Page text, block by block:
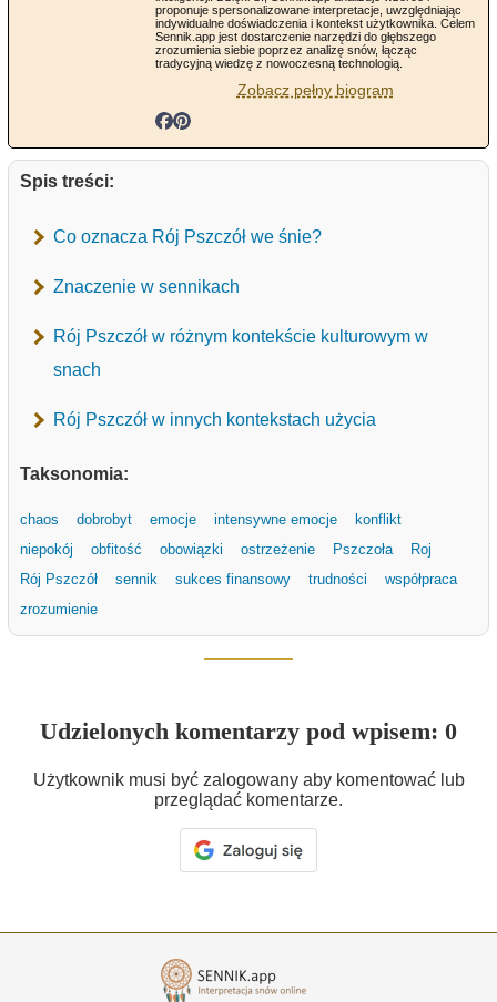
proponuje spersonalizowane interpretacje, uwzględniając
indywidualne doświadczenia i kontekst użytkownika. Celem
Sennik.app jest dostarczenie narzędzi do głębszego
zrozumienia siebie poprzez analizę snów, łącząc
tradycyjną wiedzę z nowoczesną technologią.
Zobacz pełny biogram
Spis treści:
Co oznacza Rój Pszczół we śnie?
Znaczenie w sennikach
Rój Pszczół w różnym kontekście kulturowym w
snach
Rój Pszczół w innych kontekstach użycia
Taksonomia:
chaos dobrobyt emocje intensywne emocje
konflikt
niepokój
obfitość obowiązki ostrzeżenie Pszczoła
Roj
Rój Pszczół
sennik sukces finansowy trudności
współpraca
zrozumienie
Udzielonych komentarzy pod wpisem: 0
Użytkownik musi być zalogowany aby komentować lub
przeglądać komentarze.